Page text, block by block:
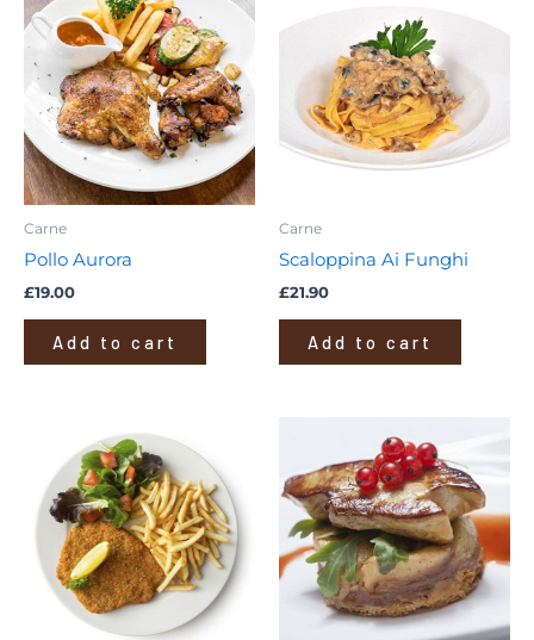
Carne
Pollo Aurora
£19.00
Add to cart
Carne
Scaloppina Ai Funghi
£21.90
Add to cart